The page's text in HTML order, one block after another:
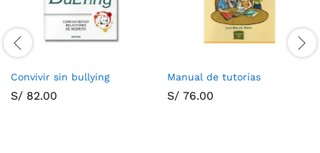
Convivir sin bullying
S/ 82.00
Manual de tutorías
S/ 76.00